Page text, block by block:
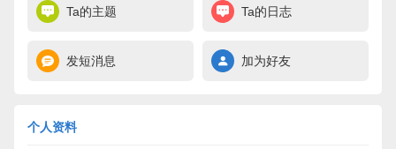
Ta的主题 Ta的日志
发短消息 加为好友
个人资料